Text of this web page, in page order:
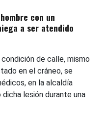
hombre con un
a ser atendido
de calle, mismo
en el cráneo, se
en la alcaldía
lesión durante una